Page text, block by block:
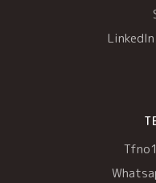
LinkedIn